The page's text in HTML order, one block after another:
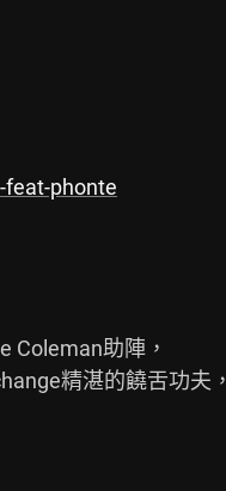
phonte
Coleman助陣，
精湛的饒舌功夫，